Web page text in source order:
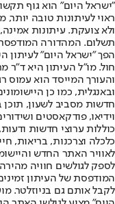
"ישראל היום" הוא גוף
ראוי לעיתונות טובה
ולא צועקת. עיתונות
הפך "ישראל היום" לעיתון
חול. מו"ל העיתון היא ד"ר
והעורך המייסד הוא עמוס
חדשות מסביב לשעון, תוכן
וידיאו, פודקאסטים
כוללות ערוצי חדשות
לאוויר האתר החדש
לספק לגולשים חוויה
המודפסת של העיתון
לקבל אותם גם בניוזלטר.